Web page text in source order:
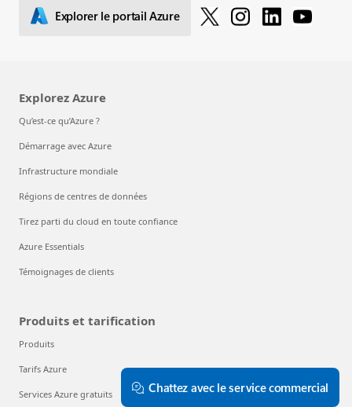
Explorer le portail Azure
Explorez Azure
Qu’est-ce qu’Azure ?
Démarrage avec Azure
Infrastructure mondiale
Régions de centres de données
Tirez parti du cloud en toute confiance
Azure Essentials
Témoignages de clients
Produits et tarification
Produits
Tarifs Azure
Services Azure gratuits Chattez avec le service commercial